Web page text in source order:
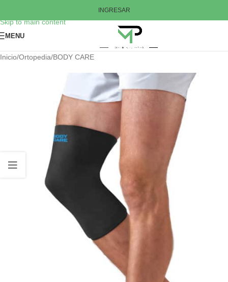
Skip to main content
INGRESAR
MENU
Inicio/Ortopedia/BODY CARE